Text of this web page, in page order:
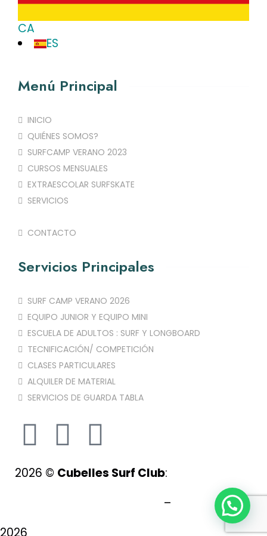
CA
ES
Menú Principal
INICIO
QUIÉNES SOMOS?
SURFCAMP VERANO 2023
CURSOS MENSUALES
EXTRAESCOLAR SURFSKATE
SERVICIOS
CONTACTO
Servicios Principales
SURF CAMP VERANO 2026
EQUIPO JUNIOR Y EQUIPO MINI
ESCUELA DE ADULTOS : SURF Y LONGBOARD
TECNIFICACIÓN/ COMPETICIÓN
CLASES PARTICULARES
ALQUILER DE MATERIAL
SERVICIOS DE GUARDA TABLA
2026 © Cubelles Surf Club:
Ley de Cookies–
–
Normativa
2026